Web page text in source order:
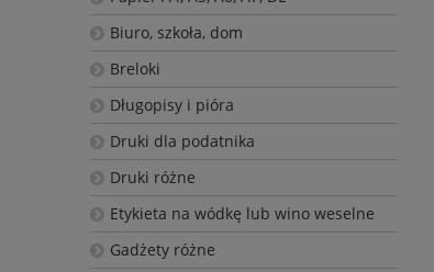
Biuro, szkoła, dom
Breloki
Długopisy i pióra
Druki dla podatnika
Druki różne
Etykieta na wódkę lub wino weselne
Gadżety różne